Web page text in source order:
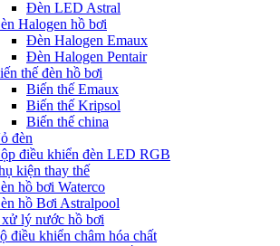
Đèn LED Astral
Halogen hồ bơi
Đèn Halogen Emaux
Đèn Halogen Pentair
thế đèn hồ bơi
Biến thế Emaux
Biến thế Kripsol
Biến thế china
đèn
điều khiển đèn LED RGB
kiện thay thế
hồ bơi Waterco
hồ Bơi Astralpool
lý nước hồ bơi
điều khiển châm hóa chất